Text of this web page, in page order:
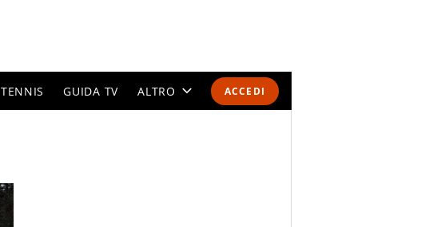
ACCEDI
TENNIS GUIDA TV ALTRO